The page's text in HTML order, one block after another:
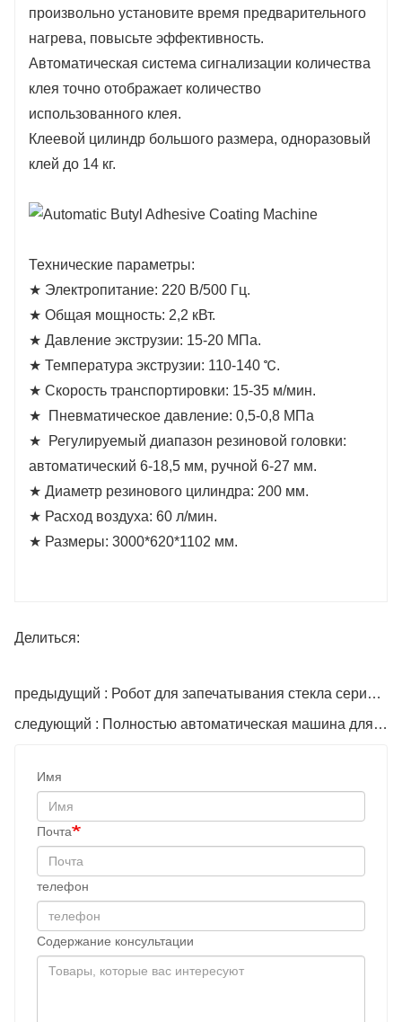
произвольно установите время предварительного
нагрева, повысьте эффективность.
Автоматическая система сигнализации количества
клея точно отображает количество
использованного клея.
Клеевой цилиндр большого размера, одноразовый
клей до 14 кг.
Технические параметры:
★ Электропитание: 220 В/500 Гц.
★ Общая мощность: 2,2 кВт.
★ Давление экструзии: 15-20 МПа.
★ Температура экструзии: 110-140 ℃.
★ Скорость транспортировки: 15-35 м/мин.
★ Пневматическое давление: 0,5-0,8 МПа
★ Регулируемый диапазон резиновой головки:
автоматический 6-18,5 мм, ручной 6-27 мм.
★ Диаметр резинового цилиндра: 200 мм.
★ Расход воздуха: 60 ​​л/мин.
★ Размеры: 3000*620*1102 мм.
Делиться:
предыдущий : Робот для запечатывания стекла серии 20
следующий : Полностью автоматическая машина для гибки алюминиевой ленты.
Имя
Почта
телефон
Содержание консультации